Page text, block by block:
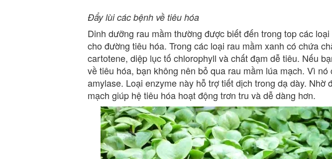
Đẩy lùi các bệnh về tiêu hóa
Dinh dưỡng rau mầm thường được biết đến trong top các
cho đường tiêu hóa. Trong các loại rau mầm xanh có chứa
cartotene, diệp lục tố chlorophyll và chất đạm dễ tiêu. Nếu
về tiêu hóa, bạn không nên bỏ qua rau mầm lúa mạch. Vì
amylase. Loại enzyme này hỗ trợ tiết dịch trong dạ dày. Nhờ
mạch giúp hệ tiêu hóa hoạt động trơn tru và dễ dàng hơn.